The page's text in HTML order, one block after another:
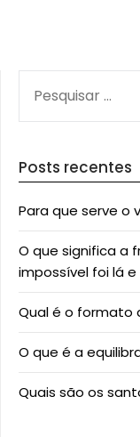
POR:
Posts recentes
Para que serve o
O que significa a
impossível foi lá e
Qual é o formato
O que é a
Quais são os